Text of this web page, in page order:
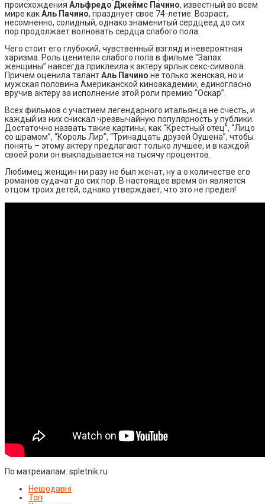
происхождения Альфредо Джеймс Пачино, известный во всем
мире какАль Пачино, празднует свое 74-летие. Возраст,
несомненно, солидный, однако знаменитый сердцеед до сих
пор продолжает волновать сердца слабого пола.
Чего стоит его глубокий, чувственный взгляд и невероятная
харизма. Роль ценителя слабого пола в фильме “Запах
женщины” навсегда приклеила к актеру ярлык секс-символа.
Причем оценила талантАль Пачино не только женская, но и
мужская половина Американской киноакадемии, единогласно
вручив актеру за исполнение этой роли премию “Оскар”.
Всех фильмов с участием легендарного итальянца не счесть, и
каждый из них снискал чрезвычайную популярность у публики.
Достаточно назвать такие картины, как “Крестный отец”, “Лицо
со шрамом”, “Король Лир”, “Тринадцать друзей Оушена”, чтобы
понять – этому актеру предлагают только лучшее, и в каждой
своей роли он выкладывается на тысячу процентов.
Любимец женщин ни разу не был женат, ну а о количестве его
романов судачат до сих пор. В настоящее время он является
отцом троих детей, однако утверждает, что это не предел!
По матреиалам: spletnik.ru
Нещодавні
Топ